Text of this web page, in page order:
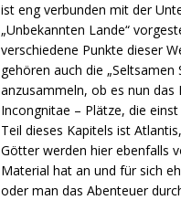
ist eng verbunden mit der
„Unbekannten Lande“
verschiedene Punkte dieser
gehören auch die
anzusammeln, ob es nun das
Incongnitae – Plätze, die
Teil dieses Kapitels ist
Götter werden hier ebenfalls
Material hat an und für sich
oder man das Abenteuer